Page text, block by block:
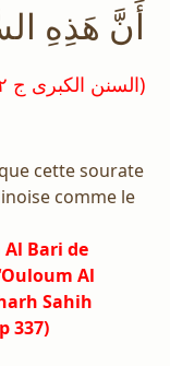
أَنَّ هَذِهِ
(السنن الكبرى ج ٢ ص ١٢٧)
cette sourate
comme le
Bari de
Al
Sahih
337)